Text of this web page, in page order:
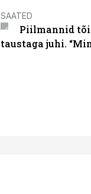
SAATED
Piilmannid
taustaga juhi.